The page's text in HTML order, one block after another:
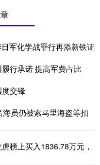
军化学战罪行再添新铁证
行承诺 提高军费占比
交锋
员仍被索马里海盗等扣
榜上买入1836.78万元，